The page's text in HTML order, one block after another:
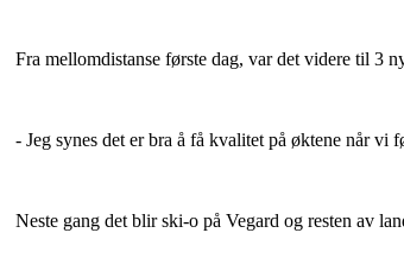
Fra mellomdistanse første dag, var det videre til 3
- Jeg synes det er bra å få kvalitet på øktene når vi
Neste gang det blir ski-o på Vegard og resten av